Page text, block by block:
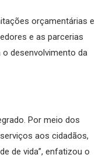
orçamentárias e
e as parcerias
desenvolvimento da
Por meio dos
aos cidadãos,
de vida”, enfatizou o